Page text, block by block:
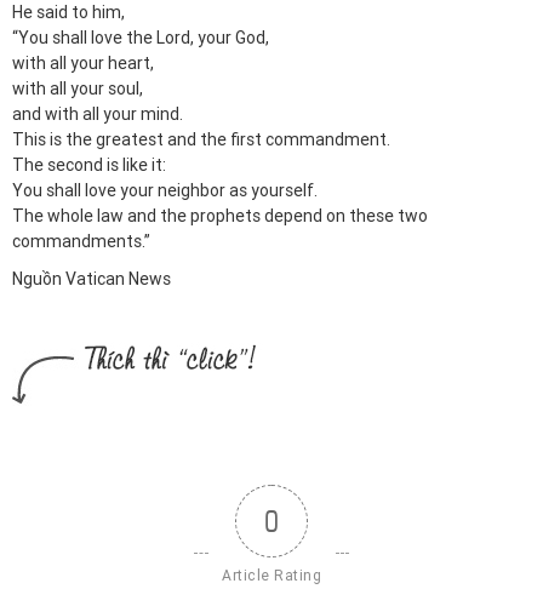
He said to him,
“You shall love the Lord, your God,
with all your heart,
with all your soul,
and with all your mind.
This is the greatest and the first commandment.
The second is like it:
You shall love your neighbor as yourself.
The whole law and the prophets depend on these two
commandments.”
Nguồn Vatican News
0
Article Rating